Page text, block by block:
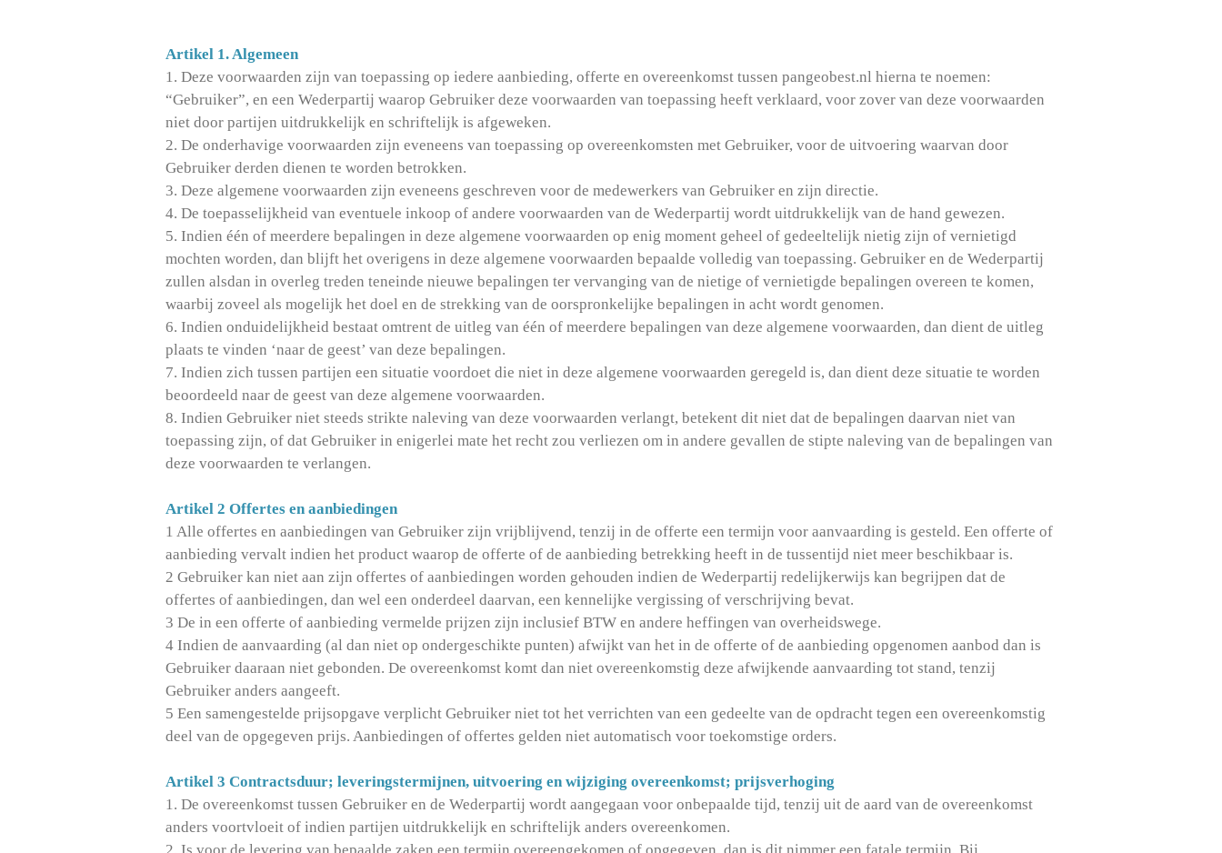
Artikel 1. Algemeen
1. Deze voorwaarden zijn van toepassing op iedere aanbieding, offerte en overeenkomst tussen pangeobest.nl hierna te noemen:
“Gebruiker”, en een Wederpartij waarop Gebruiker deze voorwaarden van toepassing heeft verklaard, voor zover van deze voorwaarden
niet door partijen uitdrukkelijk en schriftelijk is afgeweken.
2. De onderhavige voorwaarden zijn eveneens van toepassing op overeenkomsten met Gebruiker, voor de uitvoering waarvan door
Gebruiker derden dienen te worden betrokken.
3. Deze algemene voorwaarden zijn eveneens geschreven voor de medewerkers van Gebruiker en zijn directie.
4. De toepasselijkheid van eventuele inkoop­ of andere voorwaarden van de Wederpartij wordt uitdrukkelijk van de hand gewezen.
5. Indien één of meerdere bepalingen in deze algemene voorwaarden op enig moment geheel of gedeeltelijk nietig zijn of vernietigd
mochten worden, dan blijft het overigens in deze algemene voorwaarden bepaalde volledig van toepassing. Gebruiker en de Wederpartij
zullen alsdan in overleg treden teneinde nieuwe bepalingen ter vervanging van de nietige of vernietigde bepalingen overeen te komen,
waarbij zoveel als mogelijk het doel en de strekking van de oorspronkelijke bepalingen in acht wordt genomen.
6. Indien onduidelijkheid bestaat omtrent de uitleg van één of meerdere bepalingen van deze algemene voorwaarden, dan dient de uitleg
plaats te vinden ‘naar de geest’ van deze bepalingen.
7. Indien zich tussen partijen een situatie voordoet die niet in deze algemene voorwaarden geregeld is, dan dient deze situatie te worden
beoordeeld naar de geest van deze algemene voorwaarden.
8. Indien Gebruiker niet steeds strikte naleving van deze voorwaarden verlangt, betekent dit niet dat de bepalingen daarvan niet van
toepassing zijn, of dat Gebruiker in enigerlei mate het recht zou verliezen om in andere gevallen de stipte naleving van de bepalingen van
deze voorwaarden te verlangen.
Artikel 2 Offertes en aanbiedingen
1 Alle offertes en aanbiedingen van Gebruiker zijn vrijblijvend, tenzij in de offerte een termijn voor aanvaarding is gesteld. Een offerte of
aanbieding vervalt indien het product waarop de offerte of de aanbieding betrekking heeft in de tussentijd niet meer beschikbaar is.
2 Gebruiker kan niet aan zijn offertes of aanbiedingen worden gehouden indien de Wederpartij redelijkerwijs kan begrijpen dat de
offertes of aanbiedingen, dan wel een onderdeel daarvan, een kennelijke vergissing of verschrijving bevat.
3 De in een offerte of aanbieding vermelde prijzen zijn inclusief BTW en andere heffingen van overheidswege.
4 Indien de aanvaarding (al dan niet op ondergeschikte punten) afwijkt van het in de offerte of de aanbieding opgenomen aanbod dan is
Gebruiker daaraan niet gebonden. De overeenkomst komt dan niet overeenkomstig deze afwijkende aanvaarding tot stand, tenzij
Gebruiker anders aangeeft.
5 Een samengestelde prijsopgave verplicht Gebruiker niet tot het verrichten van een gedeelte van de opdracht tegen een overeenkomstig
deel van de opgegeven prijs. Aanbiedingen of offertes gelden niet automatisch voor toekomstige orders.
Artikel 3 Contractsduur; leveringstermijnen, uitvoering en wijziging overeenkomst; prijsverhoging
1. De overeenkomst tussen Gebruiker en de Wederpartij wordt aangegaan voor onbepaalde tijd, tenzij uit de aard van de overeenkomst
anders voortvloeit of indien partijen uitdrukkelijk en schriftelijk anders overeenkomen.